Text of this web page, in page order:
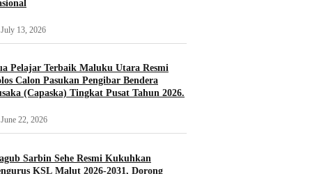
July 13, 2026
Pelajar Terbaik Maluku Utara Resmi
Calon Pasukan Pengibar Bendera
(Capaska) Tingkat Pusat Tahun 2026.
June 22, 2026
Sarbin Sehe Resmi Kukuhkan
KSL Malut 2026-2031, Dorong